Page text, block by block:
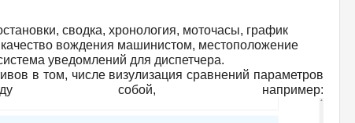
сводка, хронология, моточасы, график
вождения машинистом, местоположение
уведомлений для диспетчера.
в том, числе визулизация сравнений параметров
собой, например: